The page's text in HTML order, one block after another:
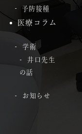
予防接種
医療コラム
学術
井口先生
の話
お知らせ